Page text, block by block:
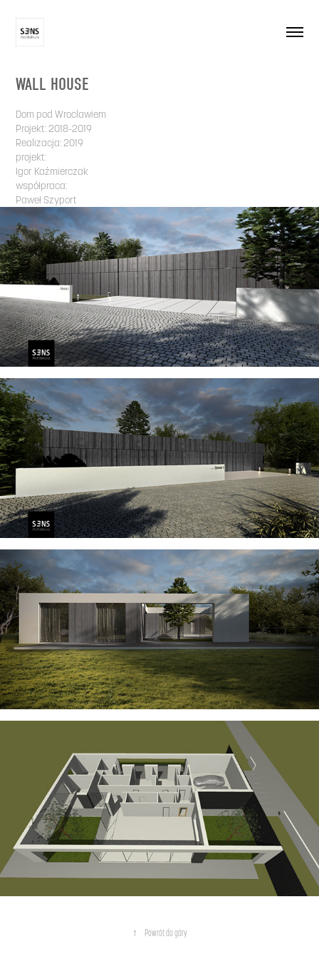
WALL HOUSE
Dom pod Wroclawiem
Projekt: 2018-2019
Realizacja: 2019
projekt:
Igor Kaźmierczak
współpraca:
Paweł Szyport
↑ Powrót do góry